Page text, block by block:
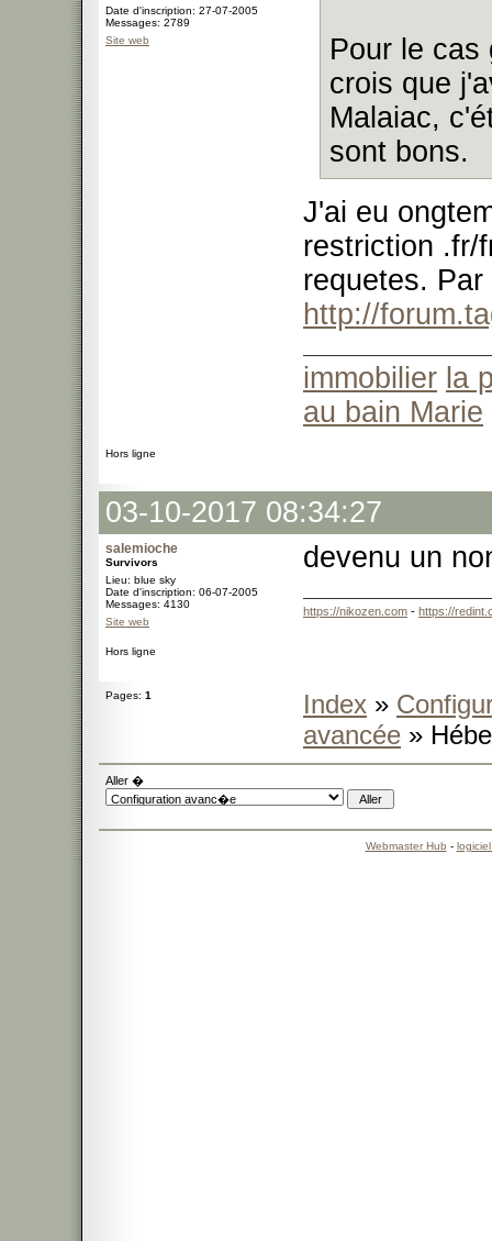
Date d'inscription: 27-07-2005
Messages: 2789
Site web
Pour le cas
crois que
Malaiac,
sont bons.
J'ai eu
restriction .fr/
requetes.
http://
immobilier la
au bain Marie
Hors ligne
03-10-2017 08:34:27
salemioche
Survivors
Lieu: blue sky
Date d'inscription: 06-07-2005
Messages: 4130
Site web
devenu un
https://nikozen.com - https://
Hors ligne
Pages: 1 Index »
avancée »
Aller �
Webmaster Hub -